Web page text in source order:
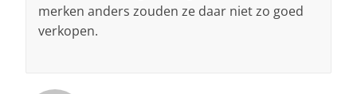
merken anders zouden ze daar niet zo goed
verkopen.